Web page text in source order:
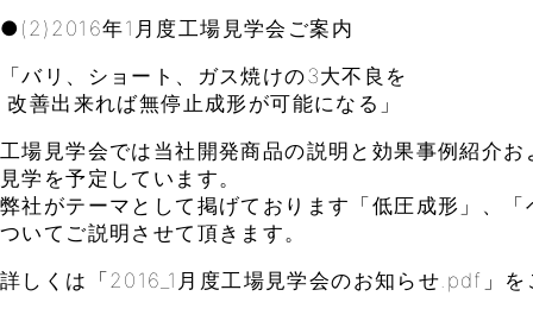
●(2)2016年1月度工場見学会ご案内
「バリ、ショート、ガス焼けの3大不良を
改善出来れば無停止成形が可能になる」
工場見学会では当社開発商品の説明と効果事例紹介
見学を予定しています。
弊社がテーマとして掲げております「低圧成形」、
ついてご説明させて頂きます。
詳しくは「2016_1月度工場見学会のお知らせ.pdf」